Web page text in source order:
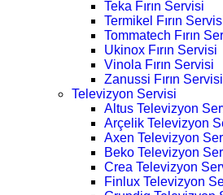
Teka Fırın Servisi
Termikel Fırın
Tommatech Fırın
Ukinox Fırın Servisi
Vinola Fırın Servisi
Zanussi Fırın Servisi
Televizyon Servisi
Altus Televizyon
Arçelik Televizyon
Axen Televizyon
Beko Televizyon
Crea Televizyon
Finlux Televizyon